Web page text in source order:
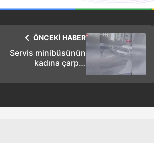
ÖNCEKİ HABER
Servis minibüsünün
kadına çarpıp
kamerada: İşte o